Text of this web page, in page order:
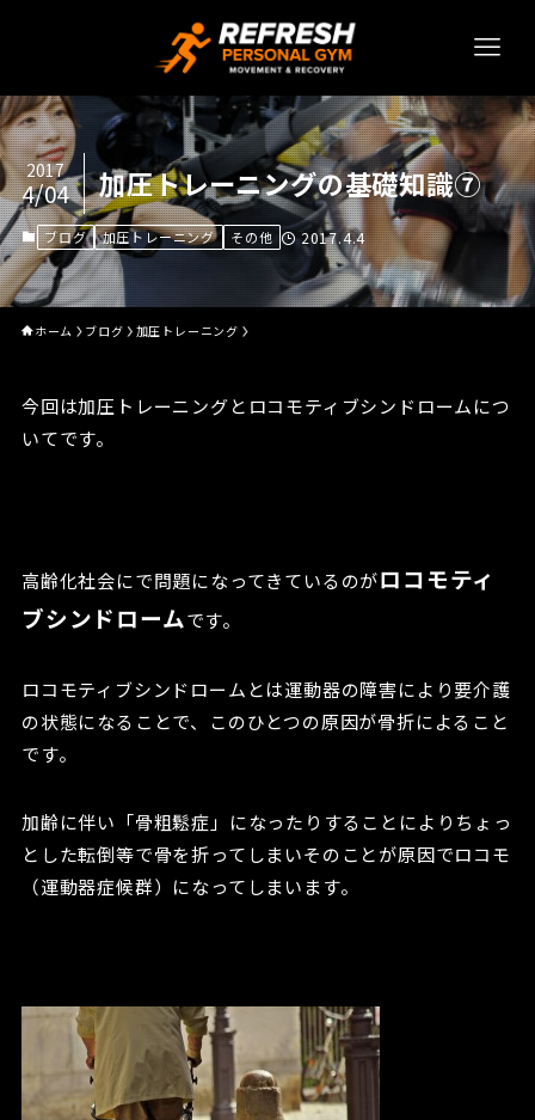
加圧トレーニングの基礎知識⑦
2017
4/04
ブログ 加圧トレーニング その他 2017.4.4
ホーム ブログ 加圧トレーニング
今回は加圧トレーニングとロコモティブシンドロームにつ
いてです。
高齢化社会にで問題になってきているのがロコモティ
ブシンドロームです。
ロコモティブシンドロームとは運動器の障害により要介護
の状態になることで、このひとつの原因が骨折によること
です。
加齢に伴い「骨粗鬆症」になったりすることによりちょっ
とした転倒等で骨を折ってしまいそのことが原因でロコモ
（運動器症候群）になってしまいます。